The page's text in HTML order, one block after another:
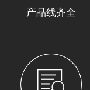
产品线齐全